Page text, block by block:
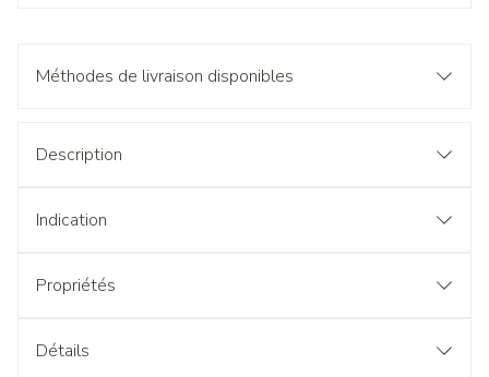
Méthodes de livraison disponibles
Description
Indication
Propriétés
Détails